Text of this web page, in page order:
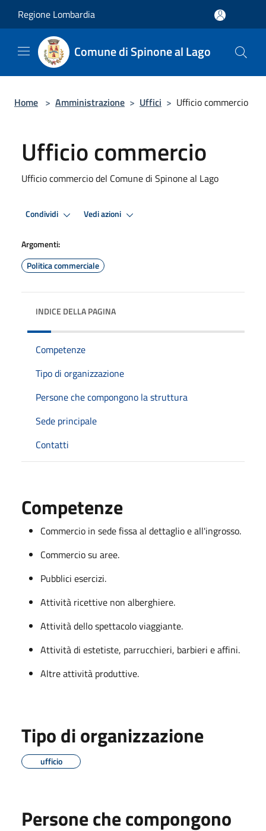
Regione Lombardia
Comune di Spinone al Lago
Home > Amministrazione > Uffici > Ufficio commercio
Ufficio commercio
Ufficio commercio del Comune di Spinone al Lago
Condividi Vedi azioni
Argomenti:
Politica commerciale
INDICE DELLA PAGINA
Competenze
Tipo di organizzazione
Persone che compongono la struttura
Sede principale
Contatti
Competenze
Commercio in sede fissa al dettaglio e all'ingrosso.
Commercio su aree.
Pubblici esercizi.
Attività ricettive non alberghiere.
Attività dello spettacolo viaggiante.
Attività di estetiste, parrucchieri, barbieri e affini.
Altre attività produttive.
Tipo di organizzazione
ufficio
Persone che compongono